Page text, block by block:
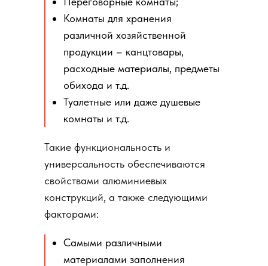
Самыми различными
материалами заполнения
Комнаты для хранения
различной хозяйственной
продукции – канцтовары,
расходные материалы, предметы
обихода и т.д.
Туалетные или даже душевые
комнаты и т.д.
Такие функциональность и
универсальность обеспечиваются
свойствами алюминиевых
конструкций, а также следующими
факторами: